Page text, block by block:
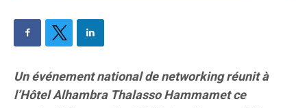
Un événement national de networking réunit à
l’Hôtel Alhambra ThalassoHammamet ce